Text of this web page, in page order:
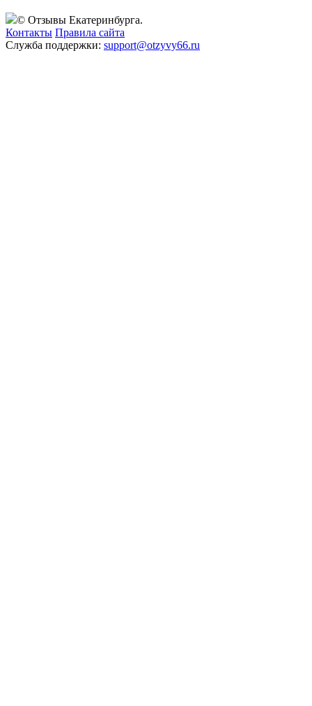
© Отзывы Екатеринбурга.
Контакты Правила сайта
Служба поддержки: support@otzyvy66.ru